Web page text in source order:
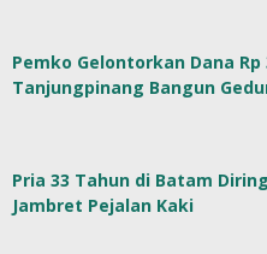
Pemko Gelontorkan Dana Rp
Tanjungpinang Bangun
Pria 33 Tahun di Batam
Jambret Pejalan Kaki